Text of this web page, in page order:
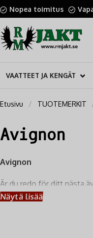
Nopea toimitus
VAATTEET JA KENGÄT
Etusivu TUOTEMERKIT
Avignon
Avignon
Är du redo för ditt nästa
varumärke som står för
Näytä lisää